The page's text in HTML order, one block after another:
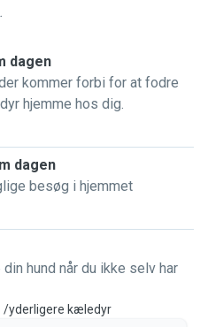
dagen
kommer forbi for at fodre
hjemme hos dig.
dagen
besøg i hjemmet
hund når du ikke selv har
/yderligere kæledyr